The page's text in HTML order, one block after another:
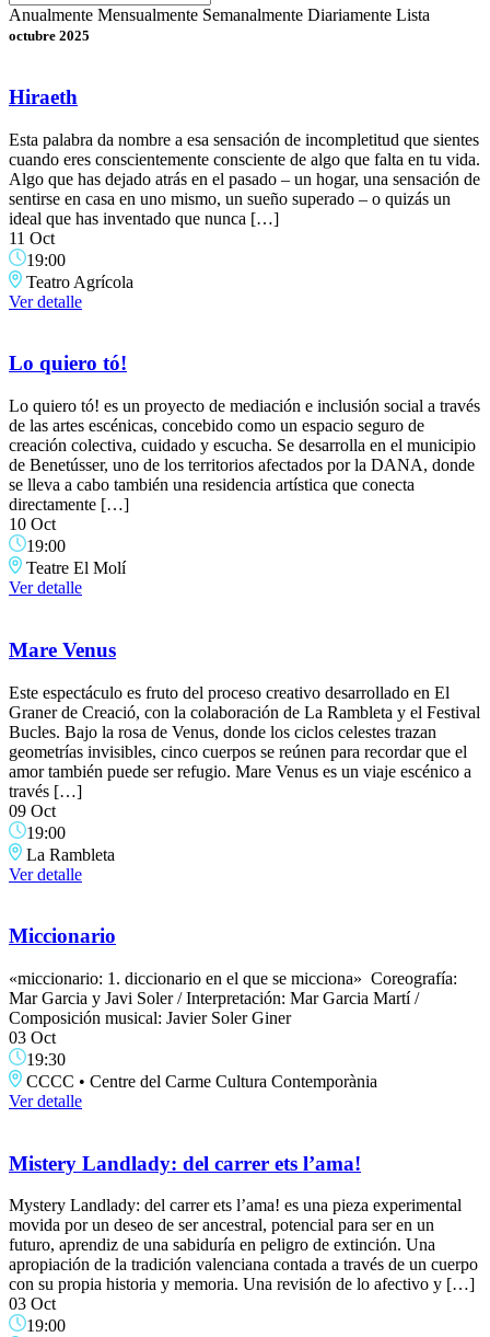
Anualmente Mensualmente Semanalmente Diariamente Lista
octubre 2025
Hiraeth
Esta palabra da nombre a esa sensación de incompletitud que sientes
cuando eres conscientemente consciente de algo que falta en tu vida.
Algo que has dejado atrás en el pasado – un hogar, una sensación de
sentirse en casa en uno mismo, un sueño superado – o quizás un
ideal que has inventado que nunca […]
11 Oct
19:00
Teatro Agrícola
Ver detalle
Lo quiero tó!
Lo quiero tó! es un proyecto de mediación e inclusión social a través
de las artes escénicas, concebido como un espacio seguro de
creación colectiva, cuidado y escucha. Se desarrolla en el municipio
de Benetússer, uno de los territorios afectados por la DANA, donde
se lleva a cabo también una residencia artística que conecta
directamente […]
10 Oct
19:00
Teatre El Molí
Ver detalle
Mare Venus
Este espectáculo es fruto del proceso creativo desarrollado en El
Graner de Creació, con la colaboración de La Rambleta y el Festival
Bucles. Bajo la rosa de Venus, donde los ciclos celestes trazan
geometrías invisibles, cinco cuerpos se reúnen para recordar que el
amor también puede ser refugio. Mare Venus es un viaje escénico a
través […]
09 Oct
19:00
La Rambleta
Ver detalle
Miccionario
«miccionario: 1. diccionario en el que se micciona» Coreografía:
Mar Garcia y Javi Soler / Interpretación: Mar Garcia Martí /
Composición musical: Javier Soler Giner
03 Oct
19:30
CCCC • Centre del Carme Cultura Contemporània
Ver detalle
Mistery Landlady: del carrer ets l’ama!
Mystery Landlady: del carrer ets l’ama! es una pieza experimental
movida por un deseo de ser ancestral, potencial para ser en un
futuro, aprendiz de una sabiduría en peligro de extinción. Una
apropiación de la tradición valenciana contada a través de un cuerpo
con su propia historia y memoria. Una revisión de lo afectivo y […]
03 Oct
19:00